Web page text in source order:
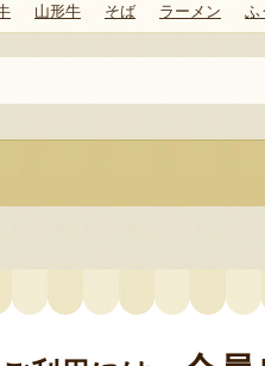
山形牛 そば ラーメン ふ